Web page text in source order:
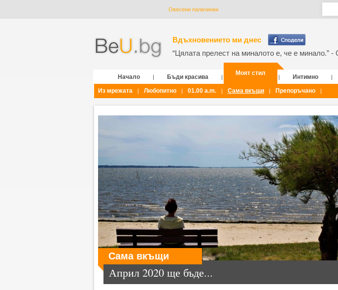
Овесени палачинки
Вдъхновението ми днес
“Цялата прелест на миналото е, че е минало.” -
Начало | Бъди красива |
Моят стил
| Интимно |
Из мрежата
| Любопитно | 01.00 a.m. | Сама вкъщи | Препоръчано |
Сама вкъщи
Април 2020 ще бъде...